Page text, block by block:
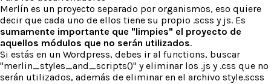
Merlín es un proyecto separado por organismos, eso quiere
decir que cada uno de ellos tiene su propio .scss y js. Es
sumamente importante que "limpies" el proyecto de
aquellos módulos que no serán utilizados.
Si estás en un Wordpress, debes ir al functions, buscar
"merlin_styles_and_scripts()" y eliminar los .js y .css que no
serán utilizados, además de eliminar en el archivo style.scss